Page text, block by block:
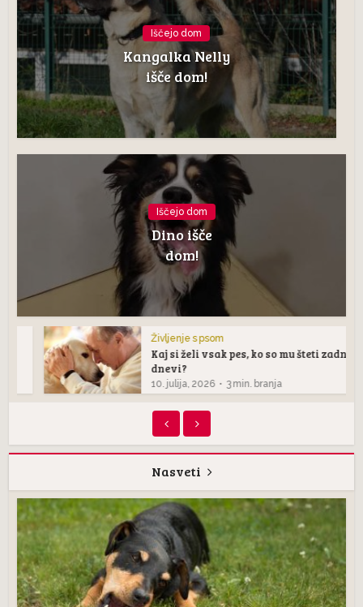
Iščejo dom
Kangalka Nelly
išče dom!
Iščejo dom
Dino išče
dom!
Življenje s psom
Kaj si želi vsak pes, ko so mu šteti zadnji
dnevi?
10. julija, 2026 3 min. branja
Nasveti